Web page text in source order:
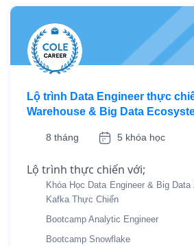
Lộ trình Data Engineer thực
Warehouse & Big Data
8 tháng 5 khóa học
Lộ trình thực chiến với;
Khóa Học Data Engineer & Big Data
Kafka Thực Chiến
Bootcamp Analytic Engineer
Bootcamp Snowflake